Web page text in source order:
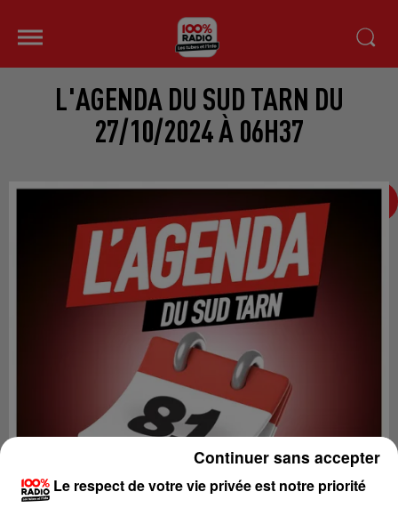
L'AGENDA DU SUD TARN DU
27/10/2024 À 06H37
Le respect de votre vie privée est notre priorité
Continuer sans accepter